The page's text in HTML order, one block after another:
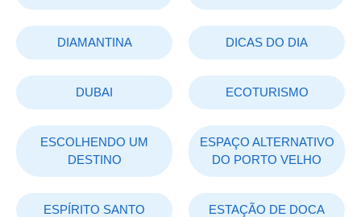
DIAMANTINA DICAS DO DIA
DUBAI ECOTURISMO
ESCOLHENDO UM
DESTINO
ESPAÇO ALTERNATIVO
DO PORTO VELHO
ESPÍRITO SANTO ESTAÇÃO DE DOCA